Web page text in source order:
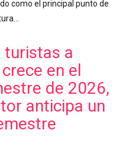
como el principal punto de
turistas a
en el
de 2026,
anticipa un